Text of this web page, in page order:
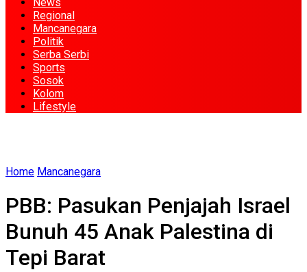
Regional
Mancanegara
Politik
Serba Serbi
Sports
Sosok
Kolom
Lifestyle
Home Mancanegara
PBB: Pasukan Penjajah Israel
Bunuh 45 Anak Palestina di
Tepi Barat